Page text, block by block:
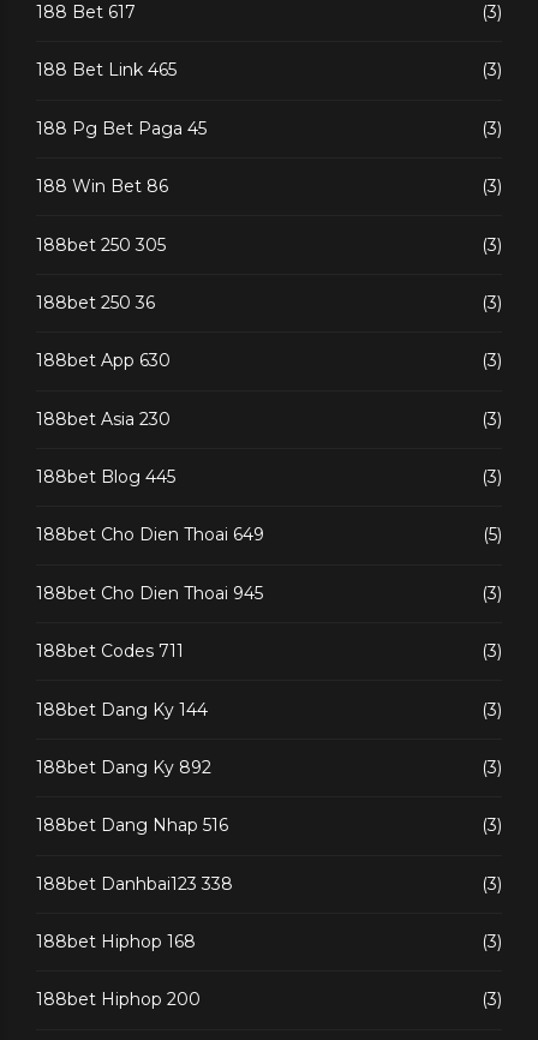
188 Bet 617 (3)
188 Bet Link 465 (3)
188 Pg Bet Paga 45 (3)
188 Win Bet 86 (3)
188bet 250 305 (3)
188bet 250 36 (3)
188bet App 630 (3)
188bet Asia 230 (3)
188bet Blog 445 (3)
188bet Cho Dien Thoai 649 (5)
188bet Cho Dien Thoai 945 (3)
188bet Codes 711 (3)
188bet Dang Ky 144 (3)
188bet Dang Ky 892 (3)
188bet Dang Nhap 516 (3)
188bet Danhbai123 338 (3)
188bet Hiphop 168 (3)
188bet Hiphop 200 (3)